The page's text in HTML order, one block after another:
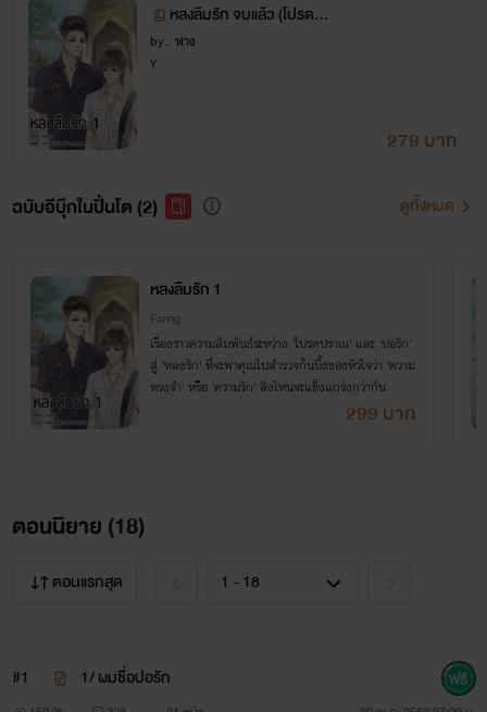
ค่าเทอมกับค่าโรงเรียนกูจัดการเอง มึงต้องมาอยู่กับกู
คิดอะไรเลยเถิดเพ้อเจ้อล่ะ อ้อ เงื่อนไขของกูมีอย่างเดียว
ห้ามมึงไปมั่วกับคนอื่นตราบใดที่กูไม่อนุญาต กูไม่ชอบใช้
แปรงสีฟันร่วมกับใคร ถ้าวันไหนที่กูเบื่อมึงกูจะให้ทุนมึงไปตั้งตัว
ปอรัก (หลง) : ตกลงครับ ถ้าวันไหนพี่โปรดเบื่อเค้า เค้าไป
แล้วอย่ามาหลงรักเค้าทีหลังล่ะ ฮ่าๆๆๆ
หลงลืมรัก จบแล้ว (โปรด,ห
ลง ดราม่า nc20 ) (มีอีบุ๊กใ
by.. ฟาง
Y
279 บาท
ฉบับอีบุ๊กในปิ่นโต (2) ดูทั้งหมด
หลงลืมรัก 1
Farng
เรื่องราวความสัมพันธ์ระหว่าง 'โปรดปราณ' และ 'ปอรัก'
สู่ 'หลงรัก' ที่จะพาคุณไปสำรวจก้นบึ้งของหัวใจว่า 'ความ
ทรงจำ' หรือ 'ความรัก' สิ่งไหนจะแข็งแกร่งกว่ากัน
299 บาท
ตอนนิยาย (18)
ตอนแรกสุด
#1 1/ ผมชื่อปอรัก